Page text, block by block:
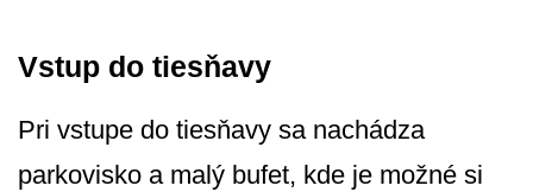
Vstup do tiesňavy
Pri vstupe do tiesňavy sa nachádza
parkovisko a malý bufet, kde je možné si